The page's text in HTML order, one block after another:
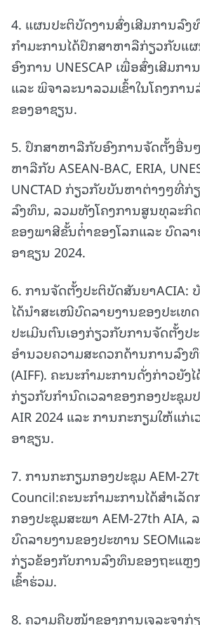
4. ແຜນປະຕິບັດງານສົ່ງເສີມການລົ
ກຳມະການໄດ້ປຶກສາຫາລືກ່ຽວກັບແ
ອົງການ UNESCAP ເພື່ອສົ່ງເສີມກ
ແລະ ພິຈາລະນາລວມເຂົ້າໃນໂຄງກາ
ຂອງອາຊຽນ.
5. ປຶກສາຫາລືກັບອົງການຈັດຕັ້ງອື່ນໆ
ຫາລືກັບ ASEAN-BAC, ERIA,
UNCTAD ກ່ຽວກັບບັນຫາຕ່າງໆທີ່ກ່
ລົງທຶນ, ລວມທັງໂຄງການສູນທຸລະກິ
ຂອງພາສີຂັ້ນຕ່ໍາຂອງໂລກແລະ ບົດລ
ອາຊຽນ 2024.
6. ການຈັດຕັ້ງປະຕິບັດສັນຍາACIA:
ໄດ້ນຳສະເໜີບົດລາຍງານຂອງປະເ
ປະເມີນຕົນເອງກ່ຽວກັບການຈັດຕັ້ງປ
ອຳນວຍຄວາມສະດວກດ້ານການລົງ
(AIFF). ຄະນະກຳມະການດັ່ງກ່າວຍັ
ກ່ຽວກັບກຳນົດເວລາຂອງກອງປະຊຸມ
AIR 2024 ແລະ ການກະກຽມໃຫ້ແກ່
ອາຊຽນ.
7. ການກະກຽມກອງປະຊຸມ AEM-
Council:ຄະນະກໍາມະການໄດ້ສໍາເ
ກອງປະຊຸມສະພາ AEM-27th AIA,
ບົດລາຍງານຂອງປະທານ SEOMແ
ກ່ຽວຂ້ອງກັບການລົງທຶນຂອງຖະແຫຼ
ເຂົ້າຮ່ວມ.
8. ຄວາມຄືບໜ້າຂອງການເຈລະຈາ